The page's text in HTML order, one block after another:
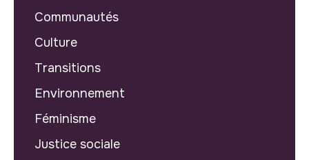
Communautés
Culture
Transitions
Environnement
Féminisme
Justice sociale